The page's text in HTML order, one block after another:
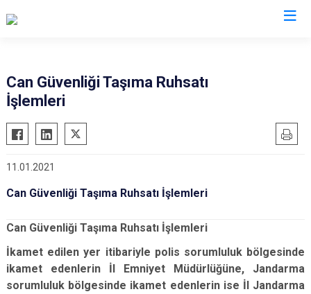
Can Güvenliği Taşıma Ruhsatı
İşlemleri
11.01.2021
Can Güvenliği Taşıma Ruhsatı İşlemleri
Can Güvenliği Taşıma Ruhsatı İşlemleri
İkamet edilen yer itibariyle polis sorumluluk bölgesinde
ikamet edenlerin İl Emniyet Müdürlüğüne, Jandarma
sorumluluk bölgesinde ikamet edenlerin ise İl Jandarma